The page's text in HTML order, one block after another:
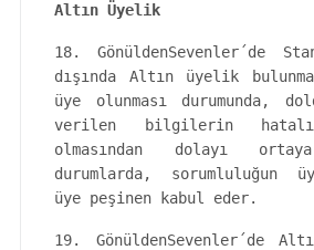
Altın Üyelik
18. GönüldenSevenler´de
dışında Altın üyelik
üye olunması durumunda,
verilen bilgilerin
olmasından dolayı
durumlarda, sorumluluğun
üye peşinen kabul eder.
19. GönüldenSevenler´de